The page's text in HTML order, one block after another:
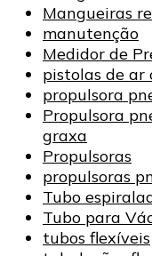
Mangueiras
manutenção
Medidor de
pistolas de ar
propulsora
Propulsora
graxa
Propulsoras
propulsoras
Tubo
Tubo para
tubos flexíveis